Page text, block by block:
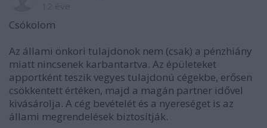
Csókolom
Az állami önkori tulajdonok nem (csak) a pénzhiány
miatt nincsenek karbantartva. Az épületeket
apportként teszik vegyes tulajdonú cégekbe, erősen
csökkentett értéken, majd a magán partner idővel
kivásárolja. A cég bevételét és a nyereséget is az
állami megrendelések biztosítják.